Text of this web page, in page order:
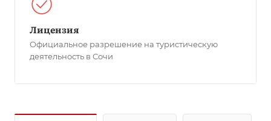
Лицензия
Официальное разрешение на туристическую
деятельность в Сочи